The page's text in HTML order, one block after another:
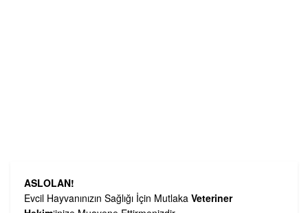
ASLOLAN!
Evcil Hayvanınızın Sağlığı İçin Mutlaka Veteriner